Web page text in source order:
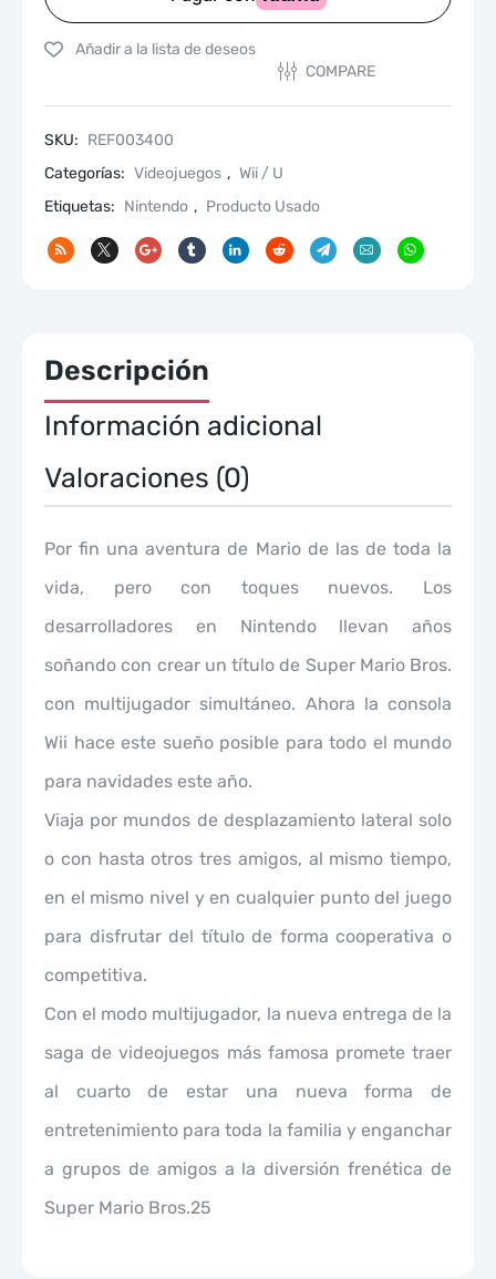
wii
cantidad
Añadir a la lista de deseos
COMPARE
SKU: REF003400
Categorías: Videojuegos , Wii / U
Etiquetas: Nintendo , Producto Usado
Descripción
Información adicional
Valoraciones (0)
Por fin una aventura de Mario de las de toda la
vida, pero con toques nuevos. Los
desarrolladores en Nintendo llevan años
soñando con crear un título de Super Mario Bros.
con multijugador simultáneo. Ahora la consola
Wii hace este sueño posible para todo el mundo
para navidades este año.
Viaja por mundos de desplazamiento lateral solo
o con hasta otros tres amigos, al mismo tiempo,
en el mismo nivel y en cualquier punto del juego
para disfrutar del título de forma cooperativa o
competitiva.
Con el modo multijugador, la nueva entrega de la
saga de videojuegos más famosa promete traer
al cuarto de estar una nueva forma de
entretenimiento para toda la familia y enganchar
a grupos de amigos a la diversión frenética de
Super Mario Bros.25